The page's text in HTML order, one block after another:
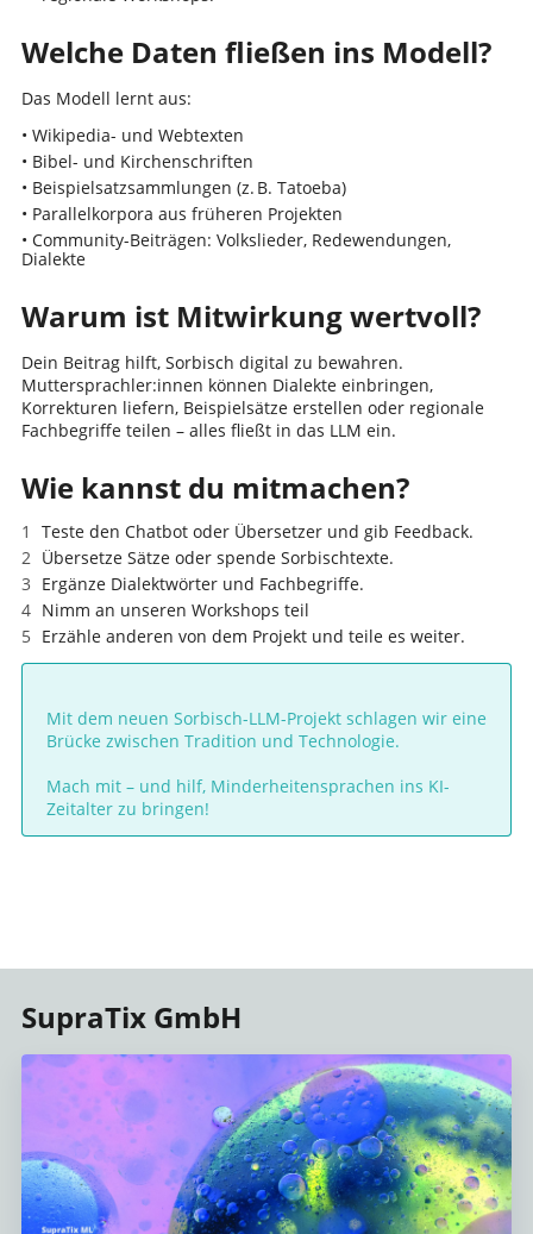
Welche Daten fließen ins Modell?
Das Modell lernt aus:
• Wikipedia- und Webtexten
• Bibel- und Kirchenschriften
• Beispielsatzsammlungen (z. B. Tatoeba)
• Parallelkorpora aus früheren Projekten
• Community-Beiträgen: Volkslieder, Redewendungen,
Dialekte
Warum ist Mitwirkung wertvoll?
Dein Beitrag hilft, Sorbisch digital zu bewahren.
Muttersprachler:innen können Dialekte einbringen,
Korrekturen liefern, Beispielsätze erstellen oder regionale
Fachbegriffe teilen – alles fließt in das LLM ein.
Wie kannst du mitmachen?
Teste den Chatbot oder Übersetzer und gib Feedback.
Übersetze Sätze oder spende Sorbischtexte.
Ergänze Dialektwörter und Fachbegriffe.
Nimm an unseren Workshops teil
Erzähle anderen von dem Projekt und teile es weiter.
Mit dem neuen Sorbisch-LLM-Projekt schlagen wir eine
Brücke zwischen Tradition und Technologie.
Mach mit – und hilf, Minderheitensprachen ins KI-
Zeitalter zu bringen!
SupraTix GmbH